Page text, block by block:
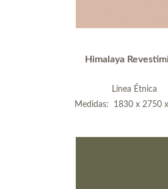
Himalaya
Línea Étnica
Medidas: 1830 x 2750